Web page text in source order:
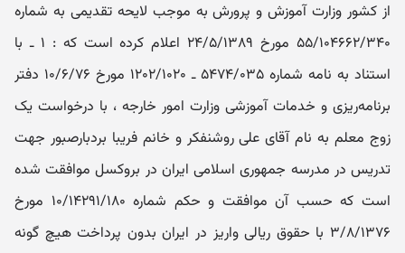
از کشور وزارت آموزش و پرورش به موجب لایحه تقدیمی به شماره
۵۵/۱۰۴۶۶۲/۳۴۰ مورخ ۲۴/۵/۱۳۸۹ اعلام کرده است که : ۱ ـ با
استناد به نامه شماره ۵۴۷۴/۰۳۵ ـ ۱۲۰۲/۱۰۲۰ مورخ ۱۰/۶/۷۶ دفتر
برنامه‌ریزی و خدمات آموزشی وزارت امور خارجه ، با درخواست یک
زوج معلم به نام آقای علی روشنفکر و خانم فریبا بردبارصبور جهت
تدریس در مدرسه جمهوری اسلامی ایران در بروکسل موافقت شده
است که حسب آن موافقت و حکم شماره ۱۰/۱۴۲۹۱/۱۸۰ مورخ
۳/۸/۱۳۷۶ با حقوق ریالی واریز در ایران بدون پرداخت هیچ گونه